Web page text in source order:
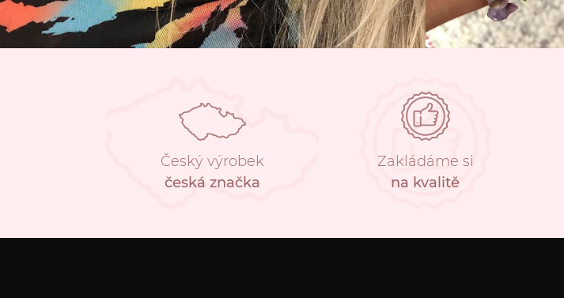
Český výrobek
česká značka
Zakládáme si
na kvalitě